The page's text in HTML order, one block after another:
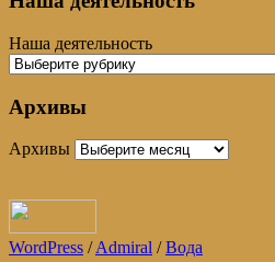
Наша деятельность
Архивы
Архивы
WordPress /Admiral /Вода